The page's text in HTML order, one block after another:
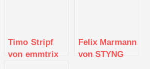
Timo Stripf
von emmtrix
Felix Marmann
von STYNG